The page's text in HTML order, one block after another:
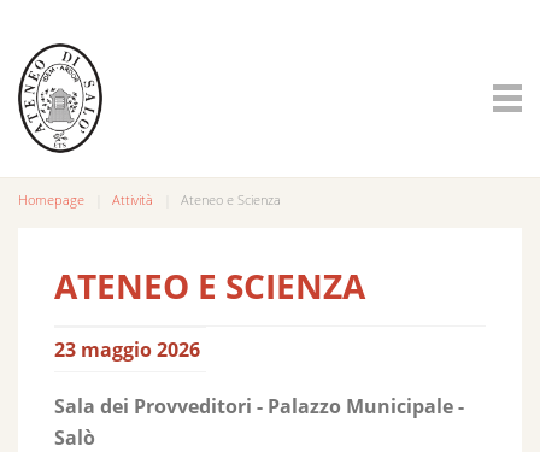
Homepage Attività Ateneo e Scienza
ATENEO E SCIENZA
23 maggio 2026
Sala dei Provveditori - Palazzo Municipale -
Salò